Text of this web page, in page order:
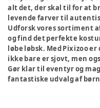
alt det, der skal til for at
levende farver til
Udforsk vores sortiment
og find det perfekte
løbe løbsk. Med Pixizoo
ikke bare er sjovt, men
Gør klar til eventyr og
fantastiske udvalg af